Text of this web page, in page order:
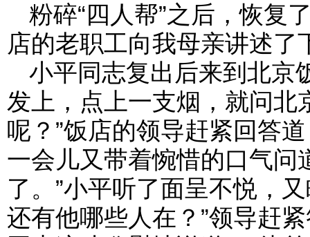
粉碎“四人帮”之后，恢复
店的老职工向我母亲讲述了
小平同志复出后来到北京
发上，点上一支烟，就问北
呢？”饭店的领导赶紧回答
一会儿又带着惋惜的口气问
了。”小平听了面呈不悦，
还有他哪些人在？”领导赶